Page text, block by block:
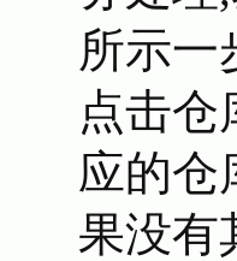
所示一
点击仓
应的仓
果没有